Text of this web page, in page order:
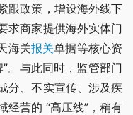
跟政策，增设海外线下
求商家提供海外实体门
海关报关单据等核心资
。与此同时，监管部门
分、不实宣传、涉及疾
经营的 “高压线”，稍有